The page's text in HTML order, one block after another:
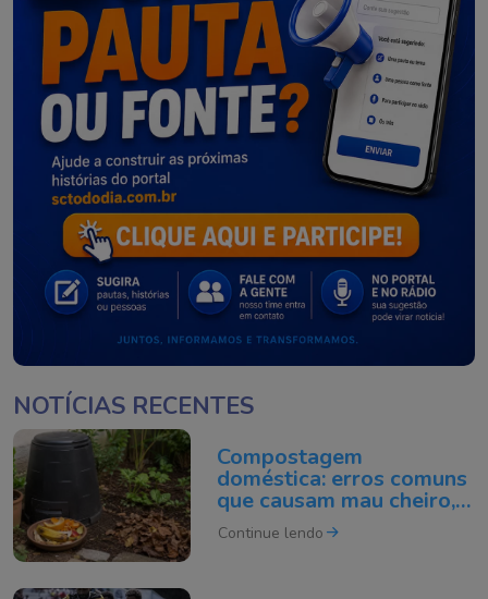
NOTÍCIAS RECENTES
Compostagem
doméstica: erros comuns
que causam mau cheiro,
mosquitos e desânimo
Continue lendo